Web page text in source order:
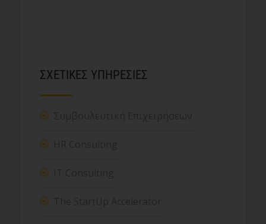
ΣΧΕΤΙΚΕΣ ΥΠΗΡΕΣΙΕΣ